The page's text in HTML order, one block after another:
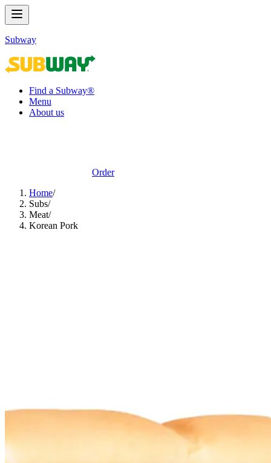
Subway
Find a Subway®
Menu
About us
Order
Home/
Subs​​​​‌ ‍ ​‍​‍‌‍ ‌ ​‍‌‍‍‌‌‍‌ ‌‍‍‌‌‍ ‍​‍​‍​ ‍‍​‍​‍‌ ​ ‌‍​‌‌‍ ‍‌‍‍‌‌ ‌​‌ ‍‌​‍ ‍‌‍‍‌‌‍ ​‍​‍​‍ ​​‍​‍‌‍‍​‌ ​‍‌‍‌‌‌‍‌‍​‍​‍​ ‍‍​‍​‍‌‍‍​‌ ‌​‌ ‌​‌ ​​‌ ​ ​ ‍‍​‍ ​‍ ‌‍ ‍‌‍ ‌ ​‍‌‍‌​‌‍‍‌‌‍​ ​‍ ‌‌‍​‍‌‍‍‌‌ ‌​‌‍‌‌‌ ​ ​‍ ‌‌‍‌ ‌ ​‍‌‍ ‌ ‌‌‌ ​​​‍ ‌‌ ​ ‌ ‌​‌ ‌‌‌‍‌​‌‍‍‌‌‍ ​‍ ‍‌ ‌‍‌‍‌‌‌ ​‍‌‍​ ‌‍‌‌‌‍ ​​‍ ‍‌‍​‌‌ ​​‌ ​​​‍ ‌‍‍‌‌‍ ‍‌ ‌​‌‍‌‌‌‍ ‍‌ ‌​​‍ ‌‍‌‌‌‍‌​‌‍‍‌‌ ‌​​‍ ‌‍ ‌‌‍ ‌‍‌​‌‍‌‌​ ‌‌ ​​‌ ​‍‌‍‌‌‌ ​ ‌‍‌‌‌‍ ‍‌ ‌​‌‍​‌‌ ‌​‌‍‍‌‌‍ ‌‍ ‍​ ‍ ‌‍‍‌‌‍‌​​ ‌‌‍‌​​ ‌‍‌‍‌‍‌‍‌​​ ‍‌​ ​ ​ ​‍‌‍‌‍​‍ ‌​ ‌​​ ‍‌​ ‍‌​ ​‌​‍ ‌​ ‌​​ ​ ‌‍‌‍‌‍‌‌​‍ ‌​ ‍​‌‍​ ​ ​‍‌‍‌‍​‍ ‌​ ​ ​ ‌​‌‍​‍‌‍​‍​ ‍‌‌‍​ ‌‍‌‍​ ​ ‌‍​ ​ ​​​ ‍‌​ ‌‍​ ‍ ‌ ‌​‌ ‍‌‌ ​​‌‍‌‌​ ‌‌‍​ ‌‍​‌‌ ‌​‌‍‌‌‌‍‌ ‌‍ ‌ ​‍‌ ‍‌​ ‍ ‌ ​​‌‍​‌‌ ‌​‌‍‍​​ ‌‌‍ ‍‌‍​‌‌‍ ‌‌‍‌‌​‍‌‌​ ‌‌‌​​‍‌‌ ‌‍‍ ‌‍‌‌‌ ‍‌​‍‌‌​ ​ ‌​‌​​‍‌‌​ ​ ‌​‌​​‍‌‌​ ​‍​ ​‍‌‍‌‌‌‍ ‍​‍‌‌​ ​‍​ ​‍​‍‌‌​ ‌‌‌​‌​​‍ ‍‌ ‌‍‌‍​‌‌‍ ​‌ ‌‌‌‍‌‌​ ‌‍​‍‌‍​‌‌ ​ ‌‍‌‌‌‌‌‌‌ ​‍‌‍ ​​ ‌‌‍‍​‌ ‌​‌ ‌​‌ ​​‌ ​ ​‍‌‌​ ​ ‌​​‌​‍‌‌​ ​‍‌​‌‍​‍‌‌​ ​‍‌​‌‍‌‍ ‍‌‍ ‌ ​‍‌‍‌​‌‍‍‌‌‍​ ​‍ ‌‌‍​‍‌‍‍‌‌ ‌​‌‍‌‌‌ ​ ​‍ ‌‌‍‌ ‌ ​‍‌‍ ‌ ‌‌‌ ​​​‍ ‌‌ ​ ‌ ‌​‌ ‌‌‌‍‌​‌‍‍‌‌‍ ​‍ ‍‌ ‌‍‌‍‌‌‌ ​‍‌‍​ ‌‍‌‌‌‍ ​​‍ ‍‌‍​‌‌ ​​‌ ​​​‍‌‍‌‍‍‌‌‍‌​​ ‌‌‍‌​​ ‌‍‌‍‌‍‌‍‌​​ ‍‌​ ​ ​ ​‍‌‍‌‍​‍ ‌​ ‌​​ ‍‌​ ‍‌​ ​‌​‍ ‌​ ‌​​ ​ ‌‍‌‍‌‍‌‌​‍ ‌​ ‍​‌‍​ ​ ​‍‌‍‌‍​‍ ‌​ ​ ​ ‌​‌‍​‍‌‍​‍​ ‍‌‌‍​ ‌‍‌‍​ ​ ‌‍​ ​ ​​​ ‍‌​ ‌‍​‍‌‍‌ ‌​‌ ‍‌‌ ​​‌‍‌‌​ ‌‌‍​ ‌‍​‌‌ ‌​‌‍‌‌‌‍‌ ‌‍ ‌ ​‍‌ ‍‌​‍‌‍‌ ​​‌‍​‌‌ ‌​‌‍‍​​ ‌‌‍ ‍‌‍​‌‌‍ ‌‌‍‌‌​‍‌‌​ ‌‌‌​​‍‌‌ ‌‍‍ ‌‍‌‌‌ ‍‌​‍‌‌​ ​ ‌​‌​​‍‌‌​ ​ ‌​‌​​‍‌‌​ ​‍​ ​‍‌‍‌‌‌‍ ‍​‍‌‌​ ​‍​ ​‍​‍‌‌​ ‌‌‌​‌​​‍ ‍‌ ‌‍‌‍​‌‌‍ ​‌ ‌‌‌‍‌‌​‍‌‍‌ ​​‌‍‌‌‌ ​‍‌ ​ ‌ ​​‌‍‌‌‌‍​ ‌ ‌​‌‍‍‌‌ ‌‍‌‍‌‌​ ‌‌ ​​‌ ‌‌‌‍​‍‌‍ ​‌‍‍‌‌ ​ ‌‍‍​‌‍‌‌‌‍‌​​‍​‍‌ ‌/
Meat​​​​‌ ‍ ​‍​‍‌‍ ‌ ​‍‌‍‍‌‌‍‌ ‌‍‍‌‌‍ ‍​‍​‍​ ‍‍​‍​‍‌ ​ ‌‍​‌‌‍ ‍‌‍‍‌‌ ‌​‌ ‍‌​‍ ‍‌‍‍‌‌‍ ​‍​‍​‍ ​​‍​‍‌‍‍​‌ ​‍‌‍‌‌‌‍‌‍​‍​‍​ ‍‍​‍​‍‌‍‍​‌ ‌​‌ ‌​‌ ​​‌ ​ ​ ‍‍​‍ ​‍ ‌‍ ‍‌‍ ‌ ​‍‌‍‌​‌‍‍‌‌‍​ ​‍ ‌‌‍​‍‌‍‍‌‌ ‌​‌‍‌‌‌ ​ ​‍ ‌‌‍‌ ‌ ​‍‌‍ ‌ ‌‌‌ ​​​‍ ‌‌ ​ ‌ ‌​‌ ‌‌‌‍‌​‌‍‍‌‌‍ ​‍ ‍‌ ‌‍‌‍‌‌‌ ​‍‌‍​ ‌‍‌‌‌‍ ​​‍ ‍‌‍​‌‌ ​​‌ ​​​‍ ‌‍‍‌‌‍ ‍‌ ‌​‌‍‌‌‌‍ ‍‌ ‌​​‍ ‌‍‌‌‌‍‌​‌‍‍‌‌ ‌​​‍ ‌‍ ‌‌‍ ‌‍‌​‌‍‌‌​ ‌‌ ​​‌ ​‍‌‍‌‌‌ ​ ‌‍‌‌‌‍ ‍‌ ‌​‌‍​‌‌ ‌​‌‍‍‌‌‍ ‌‍ ‍​ ‍ ‌‍‍‌‌‍‌​​ ‌​ ‌​‌‍‌‍​ ​​​ ‍‌‌‍​ ‌‍​‍​ ‌‌‌‍​‍​‍ ‌‌‍​‌​ ​​‌‍​‌‌‍​‌​‍ ‌​ ‌​​ ‌ ​ ‌ ​ ‌‌​‍ ‌‌‍​‌‌‍‌‌​ ‍‌‌‍‌‍​‍ ‌​ ​‍‌‍‌‍‌‍‌​‌‍​ ‌‍​ ​ ‍‌​ ‍​‌‍​ ​ ​ ​ ‌ ​ ‍‌​ ‍‌​ ‍ ‌ ‌​‌ ‍‌‌ ​​‌‍‌‌​ ‌‌ ​ ‌ ‌‌‌‍​‍‌‍​ ‌‍​‌‌ ‌​‌‍‌‌‌‍‌ ‌‍ ‌ ​‍‌ ‍‌​ ‍ ‌ ​​‌‍​‌‌ ‌​‌‍‍​​ ‌‌‍ ‍‌‍​‌‌‍ ‌‌‍‌‌​‍‌‌​ ‌‌‌​​‍‌‌ ‌‍‍ ‌‍‌‌‌ ‍‌​‍‌‌​ ​ ‌​‌​​‍‌‌​ ​ ‌​‌​​‍‌‌​ ​‍​ ​‍‌‍‌‌‌‍ ‍​‍‌‌​ ​‍​ ​‍​‍‌‌​ ‌‌‌​‌​​‍ ‍‌ ‌‍‌‍​‌‌‍ ​‌ ‌‌‌‍‌‌​ ‌‍​‍‌‍​‌‌ ​ ‌‍‌‌‌‌‌‌‌ ​‍‌‍ ​​ ‌‌‍‍​‌ ‌​‌ ‌​‌ ​​‌ ​ ​‍‌‌​ ​ ‌​​‌​‍‌‌​ ​‍‌​‌‍​‍‌‌​ ​‍‌​‌‍‌‍ ‍‌‍ ‌ ​‍‌‍‌​‌‍‍‌‌‍​ ​‍ ‌‌‍​‍‌‍‍‌‌ ‌​‌‍‌‌‌ ​ ​‍ ‌‌‍‌ ‌ ​‍‌‍ ‌ ‌‌‌ ​​​‍ ‌‌ ​ ‌ ‌​‌ ‌‌‌‍‌​‌‍‍‌‌‍ ​‍ ‍‌ ‌‍‌‍‌‌‌ ​‍‌‍​ ‌‍‌‌‌‍ ​​‍ ‍‌‍​‌‌ ​​‌ ​​​‍‌‍‌‍‍‌‌‍‌​​ ‌​ ‌​‌‍‌‍​ ​​​ ‍‌‌‍​ ‌‍​‍​ ‌‌‌‍​‍​‍ ‌‌‍​‌​ ​​‌‍​‌‌‍​‌​‍ ‌​ ‌​​ ‌ ​ ‌ ​ ‌‌​‍ ‌‌‍​‌‌‍‌‌​ ‍‌‌‍‌‍​‍ ‌​ ​‍‌‍‌‍‌‍‌​‌‍​ ‌‍​ ​ ‍‌​ ‍​‌‍​ ​ ​ ​ ‌ ​ ‍‌​ ‍‌​‍‌‍‌ ‌​‌ ‍‌‌ ​​‌‍‌‌​ ‌‌ ​ ‌ ‌‌‌‍​‍‌‍​ ‌‍​‌‌ ‌​‌‍‌‌‌‍‌ ‌‍ ‌ ​‍‌ ‍‌​‍‌‍‌ ​​‌‍​‌‌ ‌​‌‍‍​​ ‌‌‍ ‍‌‍​‌‌‍ ‌‌‍‌‌​‍‌‌​ ‌‌‌​​‍‌‌ ‌‍‍ ‌‍‌‌‌ ‍‌​‍‌‌​ ​ ‌​‌​​‍‌‌​ ​ ‌​‌​​‍‌‌​ ​‍​ ​‍‌‍‌‌‌‍ ‍​‍‌‌​ ​‍​ ​‍​‍‌‌​ ‌‌‌​‌​​‍ ‍‌ ‌‍‌‍​‌‌‍ ​‌ ‌‌‌‍‌‌​‍‌‍‌ ​​‌‍‌‌‌ ​‍‌ ​ ‌ ​​‌‍‌‌‌‍​ ‌ ‌​‌‍‍‌‌ ‌‍‌‍‌‌​ ‌‌ ​​‌ ‌‌‌‍​‍‌‍ ​‌‍‍‌‌ ​ ‌‍‍​‌‍‌‌‌‍‌​​‍​‍‌ ‌/
Korean Pork​​​​‌ ‍ ​‍​‍‌‍ ‌ ​‍‌‍‍‌‌‍‌ ‌‍‍‌‌‍ ‍​‍​‍​ ‍‍​‍​‍‌ ​ ‌‍​‌‌‍ ‍‌‍‍‌‌ ‌​‌ ‍‌​‍ ‍‌‍‍‌‌‍ ​‍​‍​‍ ​​‍​‍‌‍‍​‌ ​‍‌‍‌‌‌‍‌‍​‍​‍​ ‍‍​‍​‍‌‍‍​‌ ‌​‌ ‌​‌ ​​‌ ​ ​ ‍‍​‍ ​‍ ‌‍ ‍‌‍ ‌ ​‍‌‍‌​‌‍‍‌‌‍​ ​‍ ‌‌‍​‍‌‍‍‌‌ ‌​‌‍‌‌‌ ​ ​‍ ‌‌‍‌ ‌ ​‍‌‍ ‌ ‌‌‌ ​​​‍ ‌‌ ​ ‌ ‌​‌ ‌‌‌‍‌​‌‍‍‌‌‍ ​‍ ‍‌ ‌‍‌‍‌‌‌ ​‍‌‍​ ‌‍‌‌‌‍ ​​‍ ‍‌‍​‌‌ ​​‌ ​​​‍ ‌‍‍‌‌‍ ‍‌ ‌​‌‍‌‌‌‍ ‍‌ ‌​​‍ ‌‍‌‌‌‍‌​‌‍‍‌‌ ‌​​‍ ‌‍ ‌‌‍ ‌‍‌​‌‍‌‌​ ‌‌ ​​‌ ​‍‌‍‌‌‌ ​ ‌‍‌‌‌‍ ‍‌ ‌​‌‍​‌‌ ‌​‌‍‍‌‌‍ ‌‍ ‍​ ‍ ‌‍‍‌‌‍‌​​ ‌​ ‍​​ ‌​​ ‍​​ ​ ‌‍​‌‌‍​‌‌‍‌‌​ ‍‌​‍ ‌‌‍‌‌​ ‍‌​ ​ ​ ​​​‍ ‌​ ‌​​ ​ ​ ‌‌‌‍​‍​‍ ‌​ ‍‌‌‍​‌​ ‌‍‌‍‌‍​‍ ‌‌‍‌‌‌‍‌​​ ‌‌​ ‌​​ ‌‌​ ​‌​ ‌‍​ ​ ‌‍‌‍‌‍​‌​ ‌‌​ ‌​​ ‍ ‌ ‌​‌ ‍‌‌ ​​‌‍‌‌​ ‌‌ ​​‌ ​‍‌‍ ‌‍‌​‌ ‌‌‌‍​ ‌ ‌​​ ‍ ‌ ​​‌‍​‌‌ ‌​‌‍‍​​ ‌‌‍ ‍‌‍​‌‌‍ ‌‌‍‌‌​‍‌‌​ ‌‌‌​​‍‌‌ ‌‍‍ ‌‍‌‌‌ ‍‌​‍‌‌​ ​ ‌​‌​​‍‌‌​ ​ ‌​‌​​‍‌‌​ ​‍​ ​‍‌‍‌‌‌‍ ‍​‍‌‌​ ​‍​ ​‍​‍‌‌​ ‌‌‌​‌​​‍ ‍‌ ‌‍‌‍​‌‌‍ ​‌ ‌‌‌‍‌‌​ ‌‍​‍‌‍​‌‌ ​ ‌‍‌‌‌‌‌‌‌ ​‍‌‍ ​​ ‌‌‍‍​‌ ‌​‌ ‌​‌ ​​‌ ​ ​‍‌‌​ ​ ‌​​‌​‍‌‌​ ​‍‌​‌‍​‍‌‌​ ​‍‌​‌‍‌‍ ‍‌‍ ‌ ​‍‌‍‌​‌‍‍‌‌‍​ ​‍ ‌‌‍​‍‌‍‍‌‌ ‌​‌‍‌‌‌ ​ ​‍ ‌‌‍‌ ‌ ​‍‌‍ ‌ ‌‌‌ ​​​‍ ‌‌ ​ ‌ ‌​‌ ‌‌‌‍‌​‌‍‍‌‌‍ ​‍ ‍‌ ‌‍‌‍‌‌‌ ​‍‌‍​ ‌‍‌‌‌‍ ​​‍ ‍‌‍​‌‌ ​​‌ ​​​‍‌‍‌‍‍‌‌‍‌​​ ‌​ ‍​​ ‌​​ ‍​​ ​ ‌‍​‌‌‍​‌‌‍‌‌​ ‍‌​‍ ‌‌‍‌‌​ ‍‌​ ​ ​ ​​​‍ ‌​ ‌​​ ​ ​ ‌‌‌‍​‍​‍ ‌​ ‍‌‌‍​‌​ ‌‍‌‍‌‍​‍ ‌‌‍‌‌‌‍‌​​ ‌‌​ ‌​​ ‌‌​ ​‌​ ‌‍​ ​ ‌‍‌‍‌‍​‌​ ‌‌​ ‌​​‍‌‍‌ ‌​‌ ‍‌‌ ​​‌‍‌‌​ ‌‌ ​​‌ ​‍‌‍ ‌‍‌​‌ ‌‌‌‍​ ‌ ‌​​‍‌‍‌ ​​‌‍​‌‌ ‌​‌‍‍​​ ‌‌‍ ‍‌‍​‌‌‍ ‌‌‍‌‌​‍‌‌​ ‌‌‌​​‍‌‌ ‌‍‍ ‌‍‌‌‌ ‍‌​‍‌‌​ ​ ‌​‌​​‍‌‌​ ​ ‌​‌​​‍‌‌​ ​‍​ ​‍‌‍‌‌‌‍ ‍​‍‌‌​ ​‍​ ​‍​‍‌‌​ ‌‌‌​‌​​‍ ‍‌ ‌‍‌‍​‌‌‍ ​‌ ‌‌‌‍‌‌​‍‌‍‌ ​​‌‍‌‌‌ ​‍‌ ​ ‌ ​​‌‍‌‌‌‍​ ‌ ‌​‌‍‍‌‌ ‌‍‌‍‌‌​ ‌‌ ​​‌ ‌‌‌‍​‍‌‍ ​‌‍‍‌‌ ​ ‌‍‍​‌‍‌‌‌‍‌​​‍​‍‌ ‌